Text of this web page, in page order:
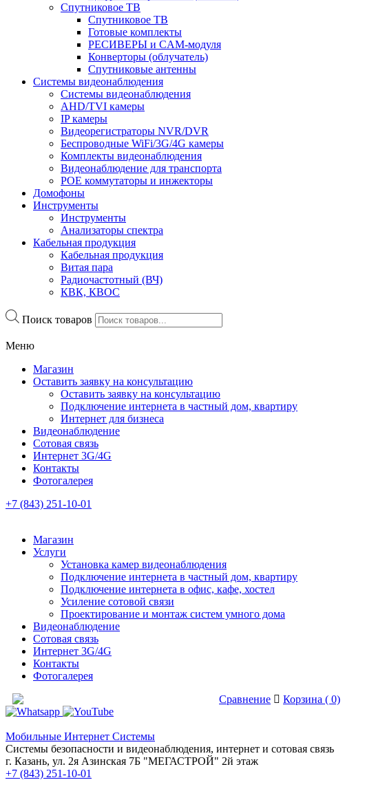
Спутниковое ТВ
Спутниковое ТВ
Готовые комплекты
РЕСИВЕРЫ и CAM-модуля
Конверторы (облучатель)
Спутниковые антенны
Системы видеонаблюдения
Системы видеонаблюдения
AHD/TVI камеры
IP камеры
Видеорегистраторы NVR/DVR
Беспроводные WiFi/3G/4G камеры
Комплекты видеонаблюдения
Видеонаблюдение для транспорта
POE коммутаторы и инжекторы
Домофоны
Инструменты
Инструменты
Анализаторы спектра
Кабельная продукция
Кабельная продукция
Витая пара
Радиочастотный (ВЧ)
КВК, КВОС
Поиск товаров
Меню
Магазин
Оставить заявку на консультацию
Оставить заявку на консультацию
Подключение интернета в частный дом, квартиру
Интернет для бизнеса
Видеонаблюдение
Сотовая связь
Интернет 3G/4G
Контакты
Фотогалерея
+7 (843) 251-10-01
Магазин
Услуги
Установка камер видеонаблюдения
Подключение интернета в частный дом, квартиру
Подключение интернета в офис, кафе, хостел
Усиление сотовой связи
Проектирование и монтаж систем умного дома
Видеонаблюдение
Сотовая связь
Интернет 3G/4G
Контакты
Фотогалерея
Сравнение Корзина ( 0)
Мобильные Интернет Системы
Системы безопасности и видеонаблюдения, интернет и сотовая связь
г. Казань, ул. 2я Азинская 7Б "МЕГАСТРОЙ" 2й этаж
+7 (843) 251-10-01